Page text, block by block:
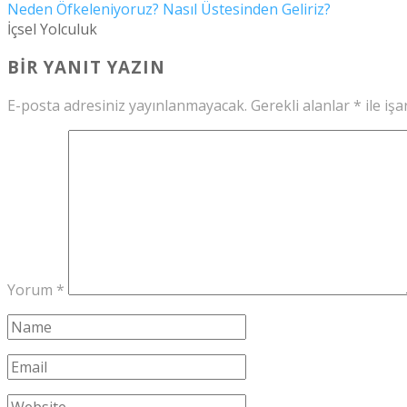
Neden Öfkeleniyoruz? Nasıl Üstesinden Geliriz?
İçsel Yolculuk
BIR YANIT YAZIN
E-posta adresiniz yayınlanmayacak. Gerekli alanlar * ile
Yorum *